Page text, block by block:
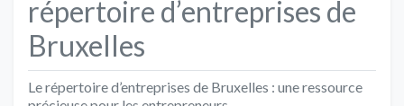
répertoire d’entreprises de
Bruxelles
Le répertoire d’entreprises de Bruxelles : une ressource